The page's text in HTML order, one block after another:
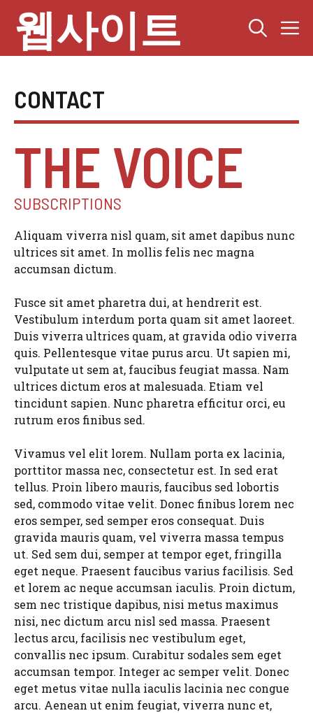
content
웹사이트
CONTACT
THE VOICE
SUBSCRIPTIONS
Aliquam viverra nisl quam, sit amet dapibus nunc
ultrices sit amet. In mollis felis nec magna
accumsan dictum.
Fusce sit amet pharetra dui, at hendrerit est.
Vestibulum interdum porta quam sit amet laoreet.
Duis viverra ultrices quam, at gravida odio viverra
quis. Pellentesque vitae purus arcu. Ut sapien mi,
vulputate ut sem at, faucibus feugiat massa. Nam
ultrices dictum eros at malesuada. Etiam vel
tincidunt sapien. Nunc pharetra efficitur orci, eu
rutrum eros finibus sed.
Vivamus vel elit lorem. Nullam porta ex lacinia,
porttitor massa nec, consectetur est. In sed erat
tellus. Proin libero mauris, faucibus sed lobortis
sed, commodo vitae velit. Donec finibus lorem nec
eros semper, sed semper eros consequat. Duis
gravida mauris quam, vel viverra massa tempus
ut. Sed sem dui, semper at tempor eget, fringilla
eget neque. Praesent faucibus varius facilisis. Sed
et lorem ac neque accumsan iaculis. Proin dictum,
sem nec tristique dapibus, nisi metus maximus
nisi, nec dictum arcu nisl sed massa. Praesent
lectus arcu, facilisis nec vestibulum eget,
convallis nec ipsum. Curabitur sodales sem eget
accumsan tempor. Integer ac semper velit. Donec
eget metus vitae nulla iaculis lacinia nec congue
arcu. Aenean ut enim feugiat, viverra nunc et,